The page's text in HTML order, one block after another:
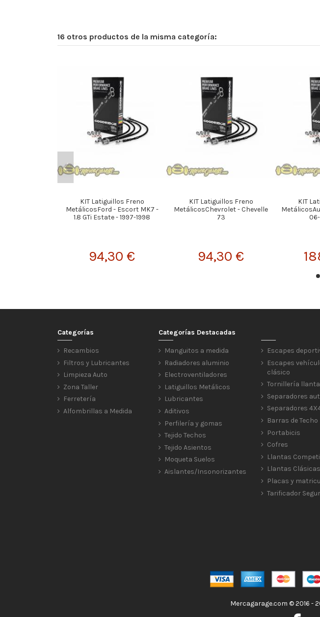
16 otros productos de la misma categoría:
KIT Latiguillos Freno
MetálicosFord - Escort MK7 -
1.8 GTi Estate - 1997-1998
94,30 €
KIT Latiguillos Freno
MetálicosChevrolet - Chevelle
73
94,30 €
KIT
Categorías
Recambios
Filtros y Lubricantes
Limpieza Auto
Zona Taller
Ferretería
Alfombrillas a Medida
Categorías Destacadas
Manguitos a medida
Radiadores aluminio
Electroventiladores
Latiguillos Metálicos
Lubricantes
Aditivos
Perfilería y gomas
Tejido Techos
Tejido Asientos
Moqueta Suelos
Aislantes/Insonorizantes
Escapes
Escapes
clásico
Tornillería llanta
Separadores
Separadores
Barras de Techo
Portabicis
Cofres
Llantas
Llantas Clásicas
Placas y
Tarificador
Mercagarage.com © 2016 -